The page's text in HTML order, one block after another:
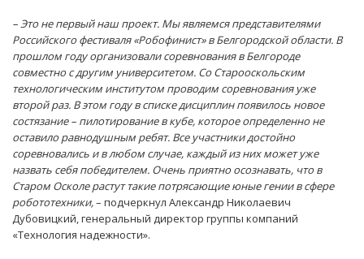
– Это не первый наш проект. Мы являемся представителями
Российского фестиваля «Робофинист» в Белгородской области. В
прошлом году организовали соревнования в Белгороде
совместно с другим университетом. Со Старооскольским
технологическим институтом проводим соревнования уже
второй раз. В этом году в списке дисциплин появилось новое
состязание – пилотирование в кубе, которое определенно не
оставило равнодушным ребят. Все участники достойно
соревновались и в любом случае, каждый из них может уже
назвать себя победителем. Очень приятно осознавать, что в
Старом Осколе растут такие потрясающие юные гении в сфере
робототехники,– подчеркнул Александр Николаевич
Дубовицкий, генеральный директор группы компаний
«Технология надежности».